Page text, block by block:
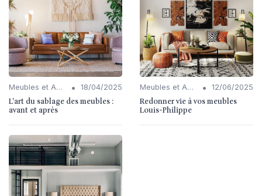
Meubles et Accessoires • 18/04/2025
L'art du sablage des meubles :
avant et après
Meubles et Accessoires • 12/06/2025
Redonner vie à vos meubles
Louis-Philippe